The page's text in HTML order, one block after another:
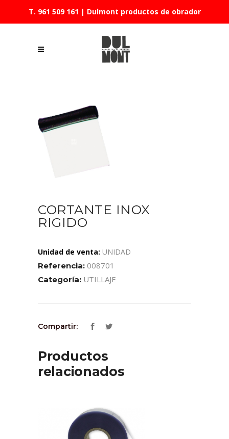
T. 961 509 161 | Dulmont productos de obrador
CORTANTE INOX
RIGIDO
Unidad de venta: UNIDAD
Referencia: 008701
Categoría: UTILLAJE
Compartir:
Productos
relacionados